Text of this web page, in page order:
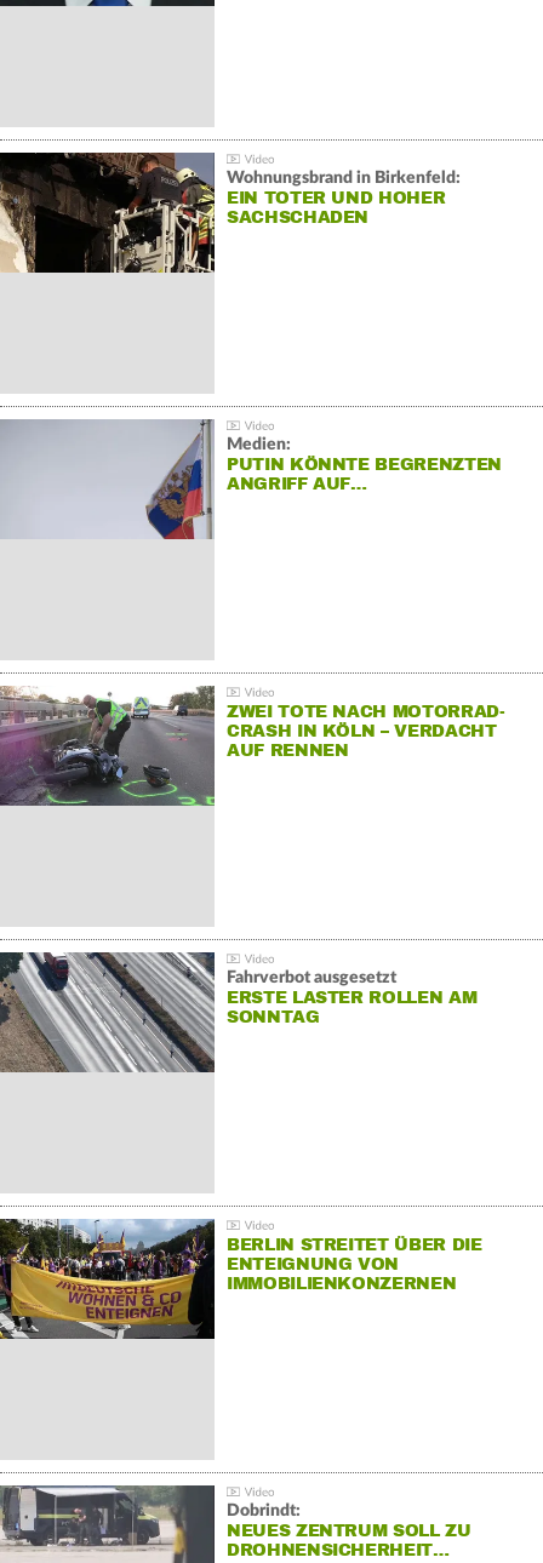
Wohnungsbrand in Birkenfeld:
EIN TOTER UND HOHER
SACHSCHADEN
Medien:
PUTIN KÖNNTE BEGRENZTEN
ANGRIFF AUF…
ZWEI TOTE NACH MOTORRAD-
CRASH IN KÖLN – VERDACHT
AUF RENNEN
Fahrverbot ausgesetzt
ERSTE LASTER ROLLEN AM
SONNTAG
BERLIN STREITET ÜBER DIE
ENTEIGNUNG VON
IMMOBILIENKONZERNEN
Dobrindt:
NEUES ZENTRUM SOLL ZU
DROHNENSICHERHEIT…